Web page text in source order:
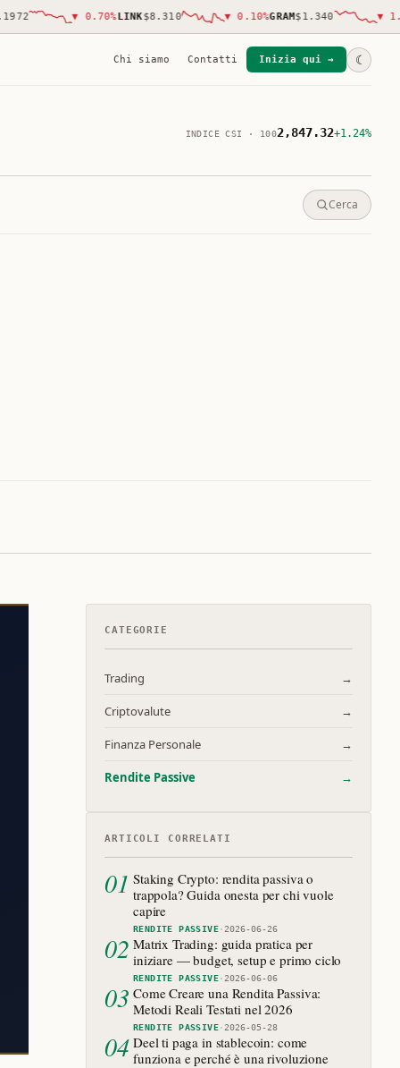
▼ 0.70%LINK$8.310 ▼ 0.10 % GRAM$1.340 ▼ 1.80
Chi siamo Contatti Inizia qui → ☾
INDICE CSI · 1002,847.32+1.24%
Cerca
CATEGORIE
Trading →
Criptovalute →
Finanza Personale →
Rendite Passive →
ARTICOLI CORRELATI
01 Staking Crypto: rendita passiva o
trappola? Guida onesta per chi vuole
capire
RENDITE PASSIVE·2026-06-26
02 Matrix Trading: guida pratica per
iniziare — budget, setup e primo ciclo
RENDITE PASSIVE·2026-06-06
03 Come Creare una Rendita Passiva:
Metodi Reali Testati nel 2026
RENDITE PASSIVE·2026-05-28
04 Deel ti paga in stablecoin: come
funziona e perché è una rivoluzione